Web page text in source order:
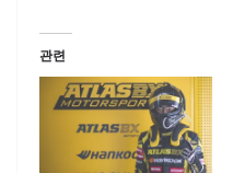
관련